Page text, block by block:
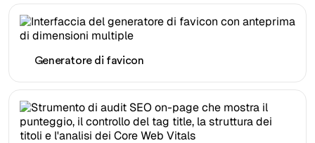
Generatore di favicon